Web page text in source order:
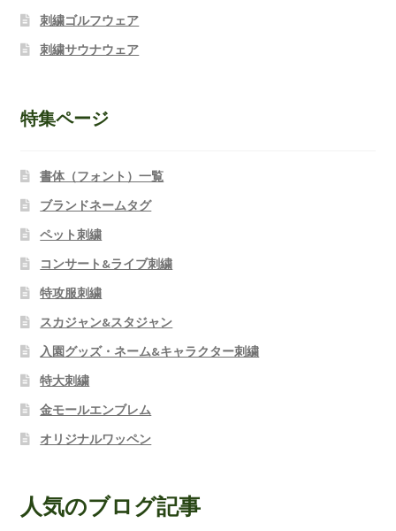
刺繍ゴルフウェア
刺繍サウナウェア
特集ページ
書体（フォント）一覧
ブランドネームタグ
ペット刺繍
コンサート&ライブ刺繍
特攻服刺繍
スカジャン&スタジャン
入園グッズ・ネーム&キャラクター刺繍
特大刺繍
金モールエンブレム
オリジナルワッペン
人気のブログ記事